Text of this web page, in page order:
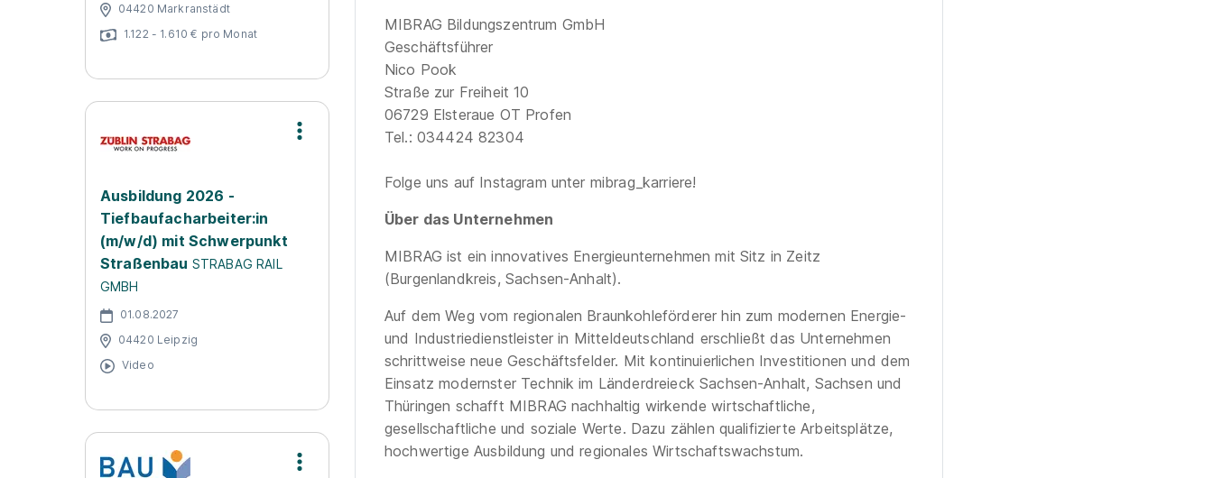
04420 Markranstädt
1.122 - 1.610 € pro Monat
Ausbildung 2026 -
Tiefbaufacharbeiter:in
(m/w/d) mit Schwerpunkt
Straßenbau STRABAG RAIL
GMBH
01.08.2027
04420 Leipzig
Video
MIBRAG Bildungszentrum GmbH
Geschäftsführer
Nico Pook
Straße zur Freiheit 10
06729 Elsteraue OT Profen
Tel.: 034424 82304
Folge uns auf Instagram unter mibrag_karriere!
Über das Unternehmen
MIBRAG ist ein innovatives Energieunternehmen mit Sitz in Zeitz
(Burgenlandkreis, Sachsen-Anhalt).
Auf dem Weg vom regionalen Braunkohleförderer hin zum modernen Energie-
und Industriedienstleister in Mitteldeutschland erschließt das Unternehmen
schrittweise neue Geschäftsfelder. Mit kontinuierlichen Investitionen und dem
Einsatz modernster Technik im Länderdreieck Sachsen-Anhalt, Sachsen und
Thüringen schafft MIBRAG nachhaltig wirkende wirtschaftliche,
gesellschaftliche und soziale Werte. Dazu zählen qualifizierte Arbeitsplätze,
hochwertige Ausbildung und regionales Wirtschaftswachstum.